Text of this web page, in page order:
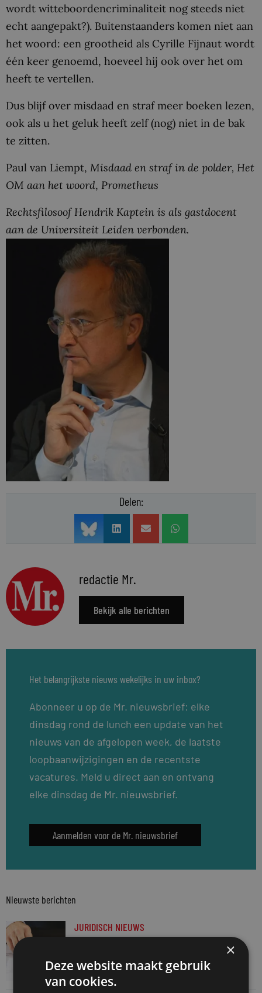
wordt witteboordencriminaliteit nog steeds niet
echt aangepakt?). Buitenstaanders komen niet aan
het woord: een grootheid als Cyrille Fijnaut wordt
één keer genoemd, hoeveel hij ook over het om
heeft te vertellen.
Dus blijf over misdaad en straf meer boeken lezen,
ook als u het geluk heeft zelf (nog) niet in de bak
te zitten.
Paul van Liempt, Misdaad en straf in de polder, Het
OM aan het woord, Prometheus
Rechtsfilosoof Hendrik Kaptein is als gastdocent
aan de Universiteit Leiden verbonden.
Delen:
redactie Mr.
Bekijk alle berichten
Het belangrijkste nieuws wekelijks in uw inbox?
Abonneer u op de Mr. nieuwsbrief: elke
dinsdag rond de lunch een update van het
nieuws van de afgelopen week, de laatste
loopbaanwijzigingen en de recentste
vacatures. Meld u direct aan en ontvang
elke dinsdag de Mr. nieuwsbrief.
Aanmelden voor de Mr. nieuwsbrief
Nieuwste berichten
JURIDISCH NIEUWS
Aantal notariële akten na topmaand in juni
weer terug naar normaal
6 augustus 2026
×
Deze website maakt gebruik
van cookies.